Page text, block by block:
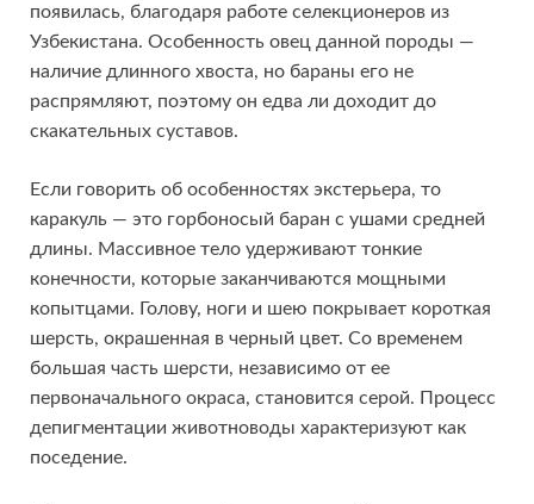
появилась, благодаря работе селекционеров из
Узбекистана. Особенность овец данной породы —
наличие длинного хвоста, но бараны его не
распрямляют, поэтому он едва ли доходит до
скакательных суставов.
Если говорить об особенностях экстерьера, то
каракуль — это горбоносый баран с ушами средней
длины. Массивное тело удерживают тонкие
конечности, которые заканчиваются мощными
копытцами. Голову, ноги и шею покрывает короткая
шерсть, окрашенная в черный цвет. Со временем
большая часть шерсти, независимо от ее
первоначального окраса, становится серой. Процесс
депигментации животноводы характеризуют как
поседение.